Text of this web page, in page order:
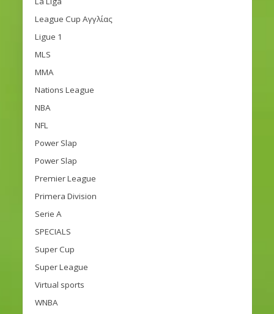
League Cup Αγγλίας
Ligue 1
MLS
MMA
Nations League
NBA
NFL
Power Slap
Power Slap
Premier League
Primera Division
Serie A
SPECIALS
Super Cup
Super League
Virtual sports
WNBA